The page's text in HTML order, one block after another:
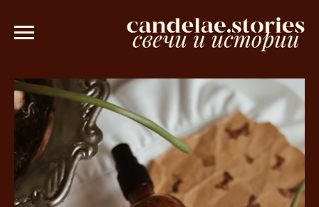
💫 Ароматическое саше в